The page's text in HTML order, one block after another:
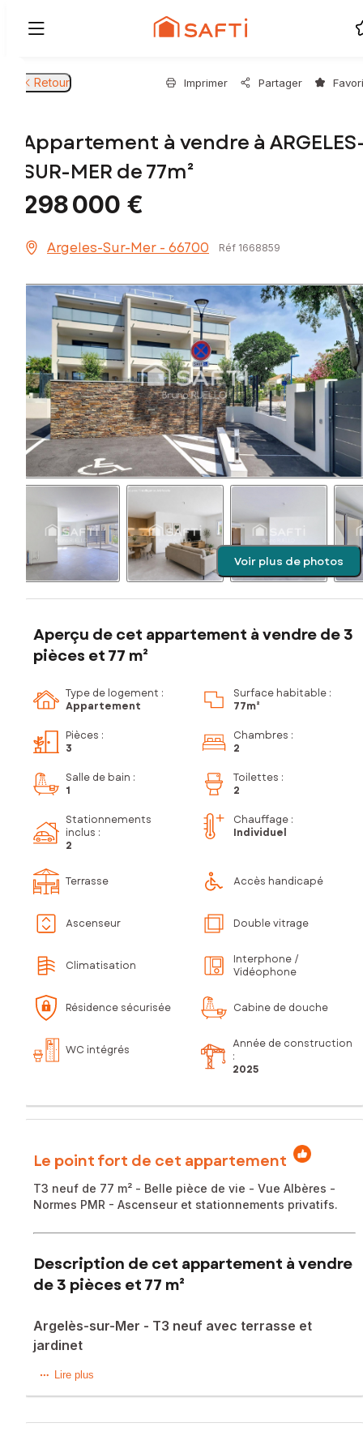
Retour Imprimer Partager
Appartement à vendre à
SUR-MER de 77m²
298 000 €
Argeles-Sur-Mer - 66700 Réf 1668859
Voir plus de photos
Aperçu de cet appartement à vendre de 3
pièces et 77 m²
Type de logement :
Appartement
Surface habitable :
77m²
Pièces :
3
Chambres :
2
Salle de bain :
1
Toilettes :
2
Stationnements
inclus :
2
Chauffage :
Individuel
Terrasse Accès handicapé
Ascenseur Double vitrage
Climatisation
Interphone /
Vidéophone
Résidence sécurisée Cabine de douche
WC intégrés
Année de construction
:
2025
Le point fort de cet appartement
T3 neuf de 77 m² - Belle pièce de vie - Vue Albères -
Normes PMR - Ascenseur et stationnements privatifs.
Description de cet appartement à vendre
de 3 pièces et 77 m²
Argelès-sur-Mer - T3 neuf avec terrasse et
jardinet
À deux pas du cœur de village d'Argelès-sur-Mer,
2025.
Lire plus